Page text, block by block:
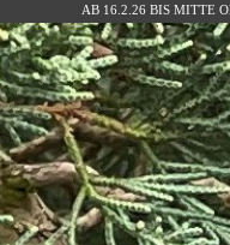
AB 16.2.26 BIS MITTE
Zurück zum Seiteninhalt